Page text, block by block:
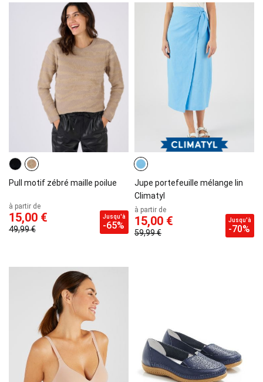
Pull motif zébré maille poilue
à partir de
15,00 €
49,99 €
Jusqu'à
-65%
Jupe portefeuille mélange lin
Climatyl
à partir de
15,00 €
59,99 €
Jusqu'à
-70%